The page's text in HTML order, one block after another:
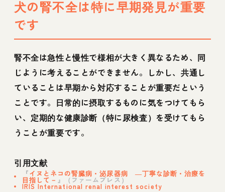
犬の腎不全は特に早期発見が重要
です
腎不全は急性と慢性で様相が大きく異なるため、同
じように考えることができません。しかし、共通し
ていることは早期から対応することが重要だという
ことです。日常的に摂取するものに気をつけてもら
い、定期的な健康診断（特に尿検査）を受けてもら
うことが重要です。
引用文献
『イヌとネコの腎臓病・泌尿器病 ―丁寧な診断・治療を
目指して－ 』（ファームプレス）
IRIS International renal interest society